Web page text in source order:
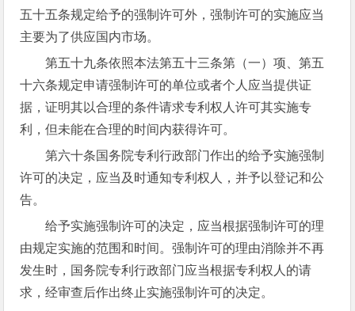
五十五条规定给予的强制许可外，强制许可的实施应当
主要为了供应国内市场。
第五十九条依照本法第五十三条第（一）项、第五
十六条规定申请强制许可的单位或者个人应当提供证
据，证明其以合理的条件请求专利权人许可其实施专
利，但未能在合理的时间内获得许可。
第六十条国务院专利行政部门作出的给予实施强制
许可的决定，应当及时通知专利权人，并予以登记和公
告。
给予实施强制许可的决定，应当根据强制许可的理
由规定实施的范围和时间。强制许可的理由消除并不再
发生时，国务院专利行政部门应当根据专利权人的请
求，经审查后作出终止实施强制许可的决定。